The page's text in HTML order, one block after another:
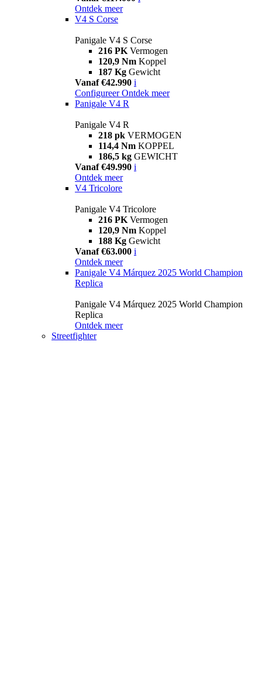
Ontdek meer
V4 S Corse
Panigale V4 S Corse
216 PK Vermogen
120,9 Nm Koppel
187 Kg Gewicht
Vanaf €42.990 i
Configureer Ontdek meer
Panigale V4 R
Panigale V4 R
218 pk VERMOGEN
114,4 Nm KOPPEL
186,5 kg GEWICHT
Vanaf €49.990 i
Ontdek meer
V4 Tricolore
Panigale V4 Tricolore
216 PK Vermogen
120,9 Nm Koppel
188 Kg Gewicht
Vanaf €63.000 i
Ontdek meer
Panigale V4 Márquez 2025 World Champion
Replica
Panigale V4 Márquez 2025 World Champion
Replica
Ontdek meer
Streetfighter